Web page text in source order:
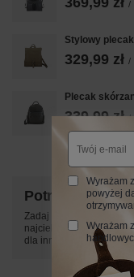
/
Stylowy
329,99 zł /
Plecak
339,99 zł /
Potrzebujesz
Zadaj pytanie a my
najciekawsze pytania i
dla innych.
Wyrażam
powyżej
Wyrażam